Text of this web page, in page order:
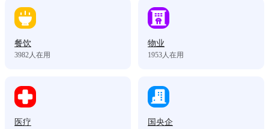
餐饮
3982人在用
物业
1953人在用
医疗 国央企